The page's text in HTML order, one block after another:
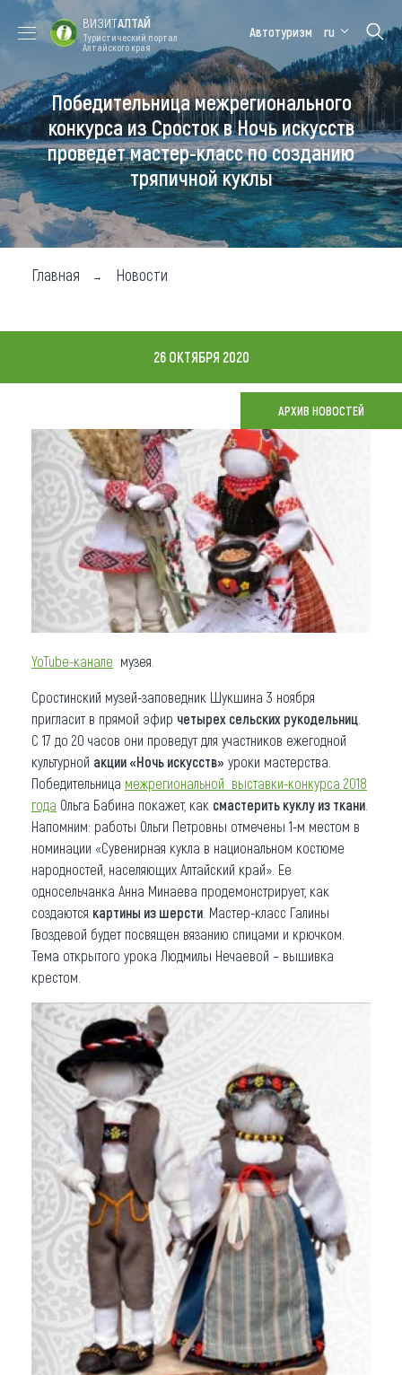
Форум VISIT
ALTAI
Цветение
маральника
Медицинский
форум
Алтайская
зимовка
Туры
Где побывать
Чем заняться
Где остановиться
Что привезти (сувениры)
О регионе
Коллекция впечатлений
Другие рубрики
ВИЗИТАЛТАЙ
Туристический портал
Алтайского края
Автотуризм ru
Победительница межрегионального
конкурса из Сросток в Ночь искусств
проведет мастер-класс по созданию
тряпичной куклы
Главная Новости
26 ОКТЯБРЯ 2020
АРХИВ НОВОСТЕЙ
YoTube-канале музея.
Сростинский музей-заповедник Шукшина 3 ноября
пригласит в прямой эфир четырех сельских рукодельниц
С 17 до 20 часов они проведут для участников ежегодной
культурной акции «Ночь искусств» уроки мастерства.
Победительница межрегиональной выставки-конкурса 2018
года Ольга Бабина покажет, как смастерить куклу из ткани
Напомним: работы Ольги Петровны отмечены 1-м местом в
номинации «Сувенирная кукла в национальном костюме
народностей, населяющих Алтайский край». Ее
односельчанка Анна Минаева продемонстрирует, как
создаются картины из шерсти . Мастер-класс Галины
Гвоздевой будет посвящен вязанию спицами и крючком.
Тема открытого урока Людмилы Нечаевой – вышивка
крестом.